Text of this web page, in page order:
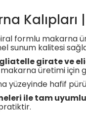
Kalıpları
formlu makarna
sunum kalitesi
girate ve
üretimi için
yüzeyinde hafif
ile tam uyumlu